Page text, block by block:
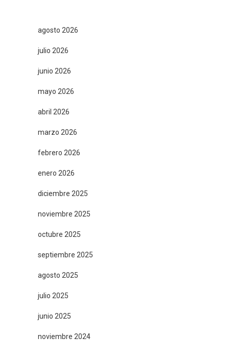
agosto 2026
julio 2026
junio 2026
mayo 2026
abril 2026
marzo 2026
febrero 2026
enero 2026
diciembre 2025
noviembre 2025
octubre 2025
septiembre 2025
agosto 2025
julio 2025
junio 2025
noviembre 2024